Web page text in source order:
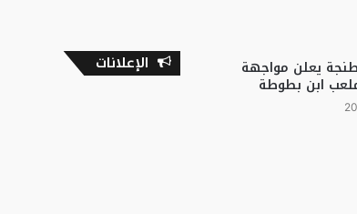
يعلن مواجهة
ابن بطوطة
الإعلانات